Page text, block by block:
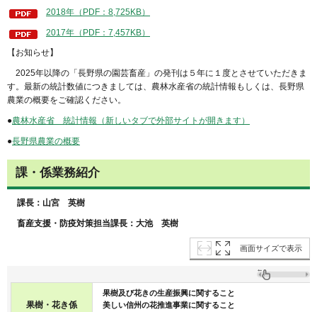
2018年（PDF：8,725KB）
2017年（PDF：7,457KB）
【お知らせ】
2025年以降の「長野県の園芸畜産」の発刊は５年に１度とさせていただきま
す。最新の統計数値につきましては、農林水産省の統計情報もしくは、長野県
農業の概要をご確認ください。
●農林水産省 統計情報（新しいタブで外部サイトが開きます）
●長野県農業の概要
課・係業務紹介
課長：山宮 英樹
畜産支援・防疫対策担当課長：大池 英樹
画面サイズで表示
果樹・花き係
果樹及び花きの生産振興に関すること
美しい信州の花推進事業に関すること